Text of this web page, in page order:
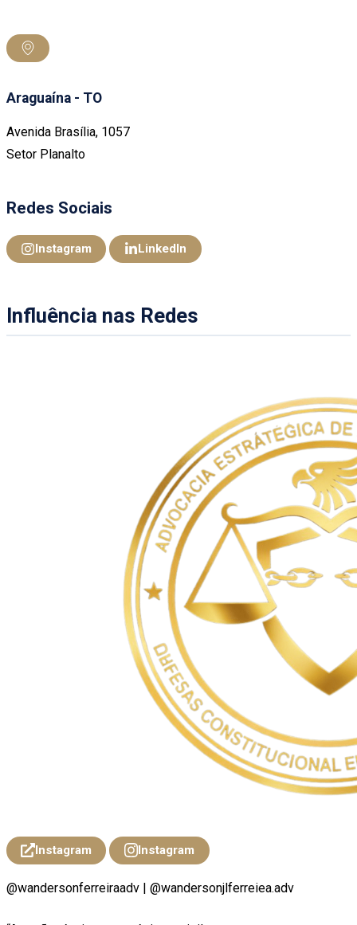
Araguaína - TO
Avenida Brasília, 1057
Setor Planalto
Redes Sociais
Instagram LinkedIn
Influência nas Redes
Instagram Instagram
@wandersonferreiraadv | @wandersonjlferreiea.adv